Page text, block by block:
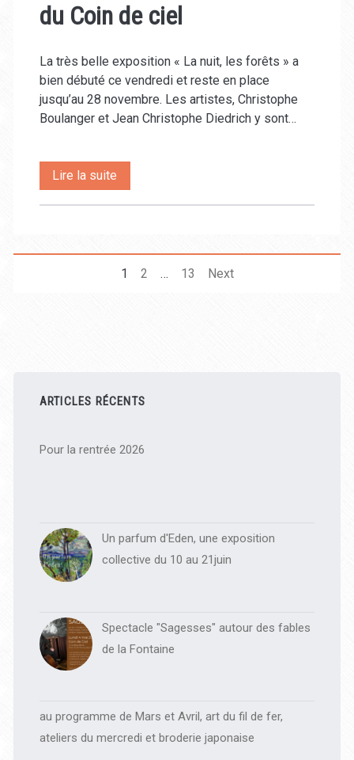
du Coin de ciel
La très belle exposition « La nuit, les forêts » a
bien débuté ce vendredi et reste en place
jusqu’au 28 novembre. Les artistes, Christophe
Boulanger et Jean Christophe Diedrich y sont…
Lire la suite
prochains
du
Pagination
1 2 … 13 Next
latérale
principale
ARTICLES RÉCENTS
Pour la rentrée 2026
Un parfum d'Eden, une exposition
collective du 10 au 21juin
Spectacle "Sagesses" autour des fables
de la Fontaine
au programme de Mars et Avril, art du fil de fer,
ateliers du mercredi et broderie japonaise